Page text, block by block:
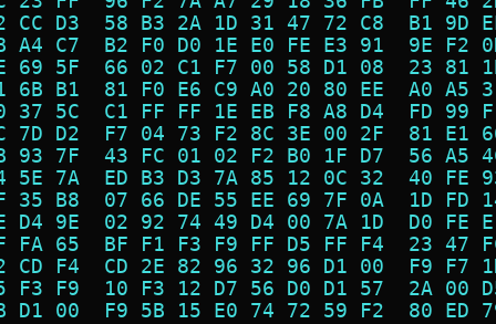
CC D3  58 B3 2A 1D 31 47 72 C8  B1
A4 C7  B2 F0 D0 1E E0 FE E3 91  9E
69 5F  66 02 C1 F7 00 58 D1 08  23
6B B1  81 F0 E6 C9 A0 20 80 EE  A0
37 5C  C1 FF FF 1E EB F8 A8 D4  FD
7D D2  F7 04 73 F2 8C 3E 00 2F  81
93 7F  43 FC 01 02 F2 B0 1F D7  56
5E 7A  ED B3 D3 7A 85 12 0C 32  40
35 B8  07 66 DE 55 EE 69 7F 0A  1D
D4 9E  02 92 74 49 D4 00 7A 1D  D0
FA 65  BF F1 F3 F9 FF D5 FF F4  23
CD F4  CD 2E 82 96 32 96 D1 00  F9
F3 F9  10 F3 12 D7 56 D0 D1 57  2A
D1 00  F9 5B 15 E0 74 72 59 F2  80